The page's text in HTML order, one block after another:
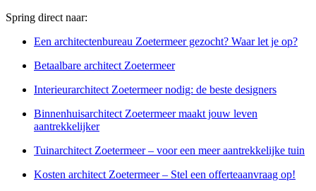
Spring direct naar:
Een architectenbureau Zoetermeer gezocht? Waar let je op?
Betaalbare architect Zoetermeer
Interieurarchitect Zoetermeer nodig: de beste designers
Binnenhuisarchitect Zoetermeer maakt jouw leven
aantrekkelijker
Tuinarchitect Zoetermeer – voor een meer aantrekkelijke tuin
Kosten architect Zoetermeer – Stel een offerteaanvraag op!